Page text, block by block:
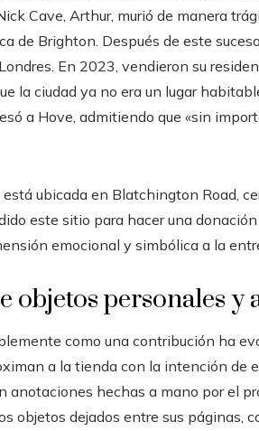
Cave, Arthur, murió de manera
de Brighton. Después de este
En 2023, vendieron su
la ciudad ya no era un lugar
a Hove, admitiendo que «sin
ubicada en Blatchington Road,
este sitio para hacer una
emocional y simbólica a la
objetos personales
como una contribución ha
a la tienda con la intención de
anotaciones hechas a mano por el
objetos dejados entre sus páginas,